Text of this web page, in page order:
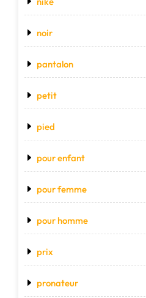
noir
pantalon
petit
pied
pour enfant
pour femme
pour homme
prix
pronateur